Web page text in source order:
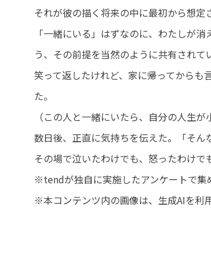
それが彼の描く将来の中に最初から想定
「一緒にいる」はずなのに、わたしが
う、その前提を当然のように共有されて
笑って返したけれど、家に帰ってから
た。
（この人と一緒にいたら、自分の人生が
数日後、正直に気持ちを伝えた。「そん
その場で泣いたわけでも、怒ったわけで
※tendが独自に実施したアンケートで集
※本コンテンツ内の画像は、生成AIを利